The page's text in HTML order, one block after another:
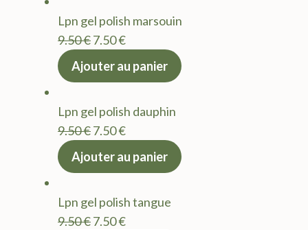
Lpn gel polish marsouin
9.50€Le
prix
9.50 €.
7.50€Le
actuel
7.50 €.
Ajouter au panier
Lpn gel polish dauphin
9.50€Le
prix
9.50 €.
7.50€Le
actuel
7.50 €.
Ajouter au panier
Lpn gel polish tangue
9.50€Le
7.50€Le